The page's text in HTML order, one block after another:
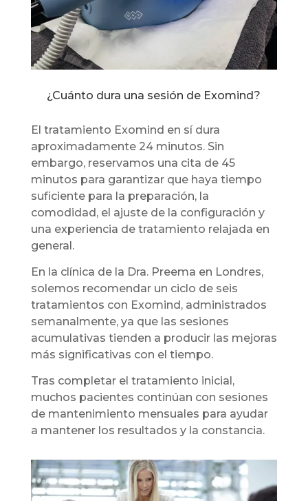
¿Cuánto dura una sesión de Exomind?
El tratamiento Exomind en sí dura
aproximadamente 24 minutos. Sin
embargo, reservamos una cita de 45
minutos para garantizar que haya tiempo
suficiente para la preparación, la
comodidad, el ajuste de la configuración y
una experiencia de tratamiento relajada en
general.
En la clínica de la Dra. Preema en Londres,
solemos recomendar un ciclo de seis
tratamientos con Exomind, administrados
semanalmente, ya que las sesiones
acumulativas tienden a producir las mejoras
más significativas con el tiempo.
Tras completar el tratamiento inicial,
muchos pacientes continúan con sesiones
de mantenimiento mensuales para ayudar
a mantener los resultados y la constancia.